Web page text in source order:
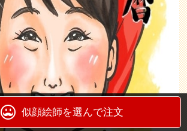
似顔絵師を選んで注文